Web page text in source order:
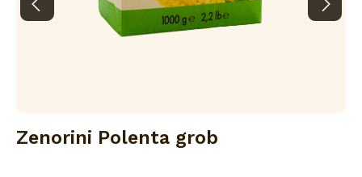
Zenorini Polenta grob